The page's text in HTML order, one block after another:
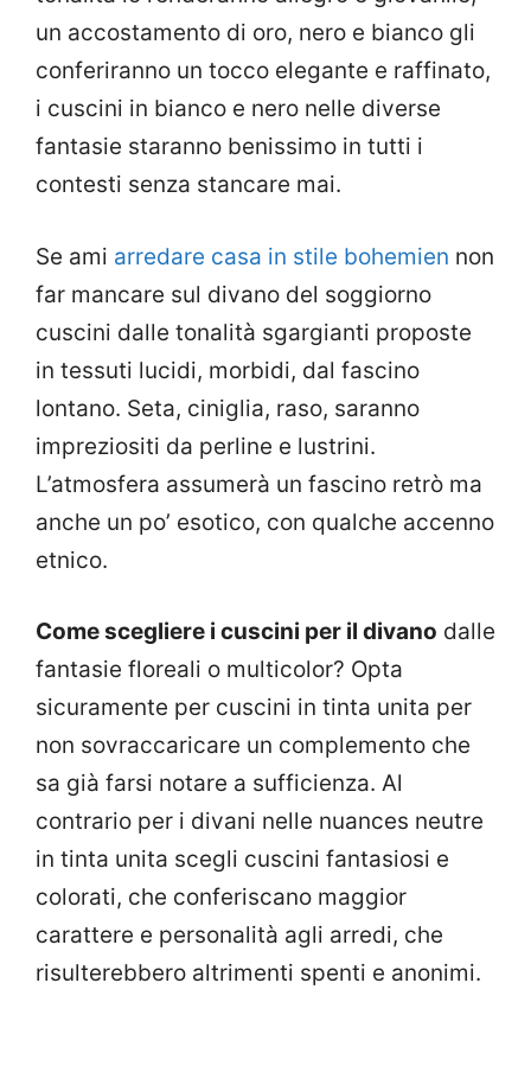
un accostamento di oro, nero e bianco gli
conferiranno un tocco elegante e raffinato,
i cuscini in bianco e nero nelle diverse
fantasie staranno benissimo in tutti i
contesti senza stancare mai.
Se ami arredare casa in stile bohemien non
far mancare sul divano del soggiorno
cuscini dalle tonalità sgargianti proposte
in tessuti lucidi, morbidi, dal fascino
lontano. Seta, ciniglia, raso, saranno
impreziositi da perline e lustrini.
L’atmosfera assumerà un fascino retrò ma
anche un po’ esotico, con qualche accenno
etnico.
Come scegliere i cuscini per il divano dalle
fantasie floreali o multicolor? Opta
sicuramente per cuscini in tinta unita per
non sovraccaricare un complemento che
sa già farsi notare a sufficienza. Al
contrario per i divani nelle nuances neutre
in tinta unita scegli cuscini fantasiosi e
colorati, che conferiscano maggior
carattere e personalità agli arredi, che
risulterebbero altrimenti spenti e anonimi.